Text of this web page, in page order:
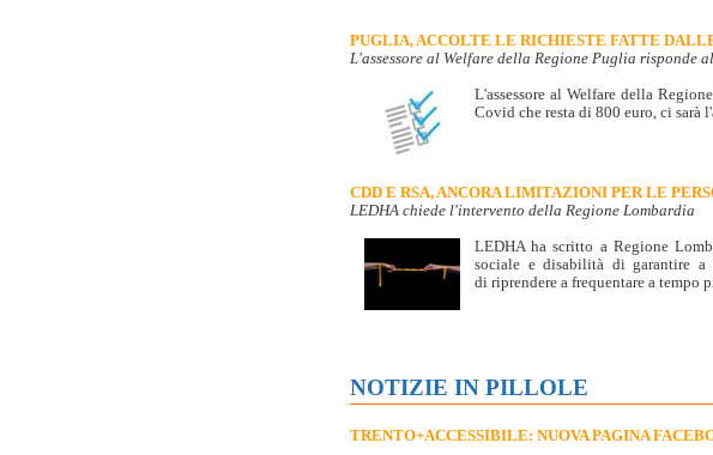
PUGLIA, ACCOLTE LE RICHIESTE FATTE
L'assessore al Welfare della Regione Puglia risponde
L'assessore al Welfare della
Covid che resta di 800 euro, ci sarà
CDD E RSA, ANCORA LIMITAZIONI PER LE
LEDHA chiede l'intervento della Regione Lombardia
LEDHA ha scritto a Regione
sociale e disabilità di garantire a
di riprendere a frequentare a tempo
NOTIZIE IN PILLOLE
TRENTO+ACCESSIBILE: NUOVA PAGINA